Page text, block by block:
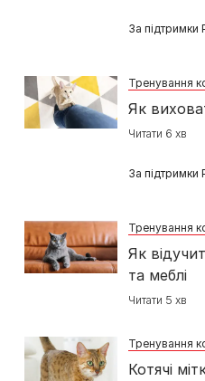
За підтримки
Тренування
Як
Читати 6 хв
За підтримки
Тренування
Як
та меблі
Читати 5 хв
Тренування
Котячі